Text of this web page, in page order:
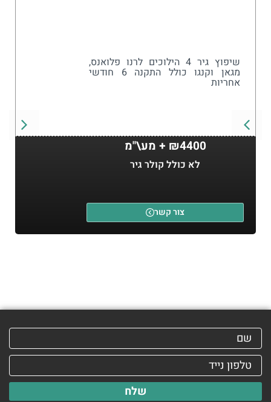
שיפוץ גיר 4 הילוכים לרנו פלואנס,
מגאן וקנגו כולל התקנה 6 חודשי
אחריות
₪4400 + מע\"מ
לא כולל קולר גיר
צור קשר
שלח